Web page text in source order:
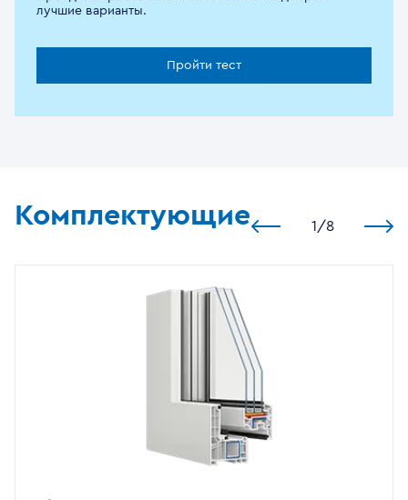
лучшие варианты.
Пройти тест
Комплектующие 1 /8